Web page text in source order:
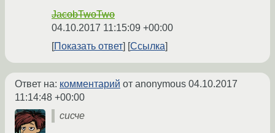
JacobTwoTwo
04.10.2017 11:15:09 +00:00
Показать ответ
Ссылка
Ответ на: комментарий от anonymous 04.10.2017
11:14:48 +00:00
сисче